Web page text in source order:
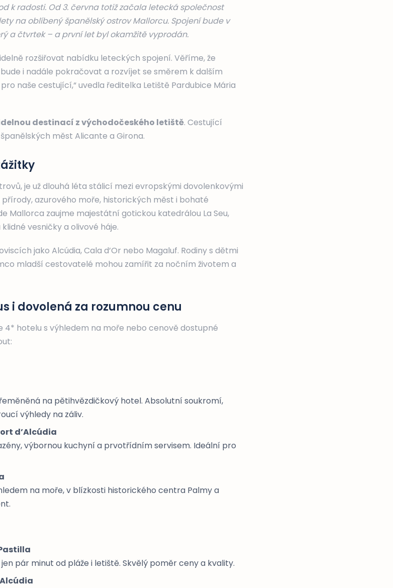
k radosti. Od 3. června totiž začala letecká společnost
na oblíbený španělský ostrov Mallorcu. Spojení bude v
a čtvrtek – a první let byl okamžitě vyprodán.
rozšiřovat nabídku leteckých spojení. Věříme, že
i nadále pokračovat a rozvíjet se směrem k dalším
naše cestující,“ uvedla ředitelka Letiště Pardubice Mária
destinací z východočeského letiště. Cestující
měst Alicante a Girona.
je už dlouhá léta stálicí mezi evropskými dovolenkovými
azurového moře, historických měst i bohaté
Mallorca zaujme majestátní gotickou katedrálou La Seu,
vesničky a olivové háje.
jako Alcúdia, Cala d’Or nebo Magaluf. Rodiny s dětmi
mladší cestovatelé mohou zamířit za nočním životem a
i dovolená za rozumnou cenu
4* hotelu s výhledem na moře nebo cenově dostupné
na pětihvězdičkový hotel. Absolutní soukromí,
výhledy na záliv.
d’Alcúdia
výbornou kuchyní a prvotřídním servisem. Ideální pro
na moře, v blízkosti historického centra Palmy a
pár minut od pláže i letiště. Skvělý poměr ceny a kvality.